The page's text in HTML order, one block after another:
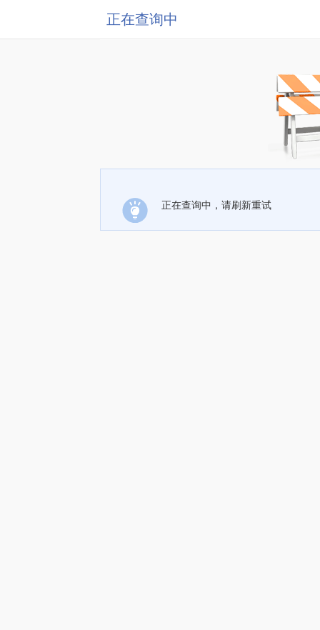
正在查询中
正在查询中，请刷新重试